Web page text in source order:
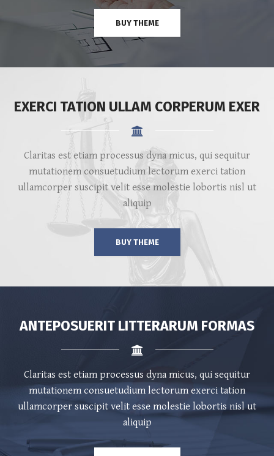
BUY THEME
EXERCI TATION ULLAM CORPERUM EXER
Claritas est etiam processus dyna micus, qui sequitur
mutationem consuetudium lectorum exerci tation
ullamcorper suscipit velit esse molestie lobortis nisl ut
aliquip
BUY THEME
ANTEPOSUERIT LITTERARUM FORMAS
Claritas est etiam processus dyna micus, qui sequitur
mutationem consuetudium lectorum exerci tation
ullamcorper suscipit velit esse molestie lobortis nisl ut
aliquip